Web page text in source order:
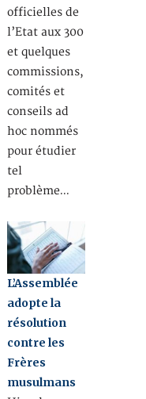
officielles de
l’Etat aux 300
et quelques
commissions,
comités et
conseils ad
hoc nommés
pour étudier
tel
problème…
L’Assemblée
adopte la
résolution
contre les
Frères
musulmans